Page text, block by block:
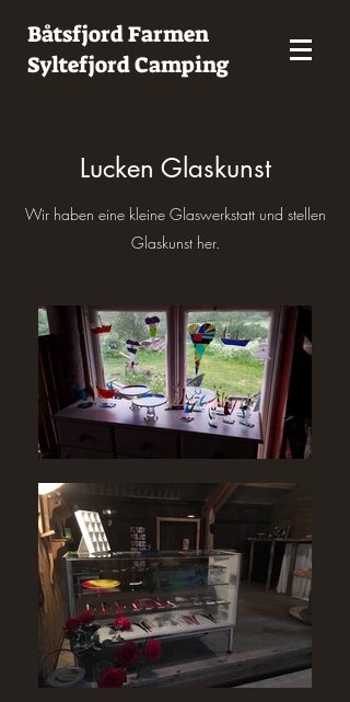
Båtsfjord Farmen
Syltefjord Camping
Lucken Glaskunst
Wir haben eine kleine Glaswerkstatt und stellen
Glaskunst her.